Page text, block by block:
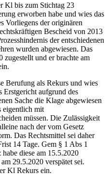
Kl bis zum Stichtag 23
erworben habe und wies das
Vorliegens der originären
Bescheid von 2013
der entschiedenen
wurden abgewiesen. Das
und er brachte am
Berufung als Rekurs und wies
Erstgericht aufgrund des
Sache die Klage abgewiesen
eigentlich mit
müssen. Die Zulässigkeit
nach der vom Gesetz
Das Rechtsmittel sei daher
14 Tage. Gem § 1 Abs 1
diese am 15.5.2020
29.5.2020 verspätet sei.
Kl Rekurs ein.